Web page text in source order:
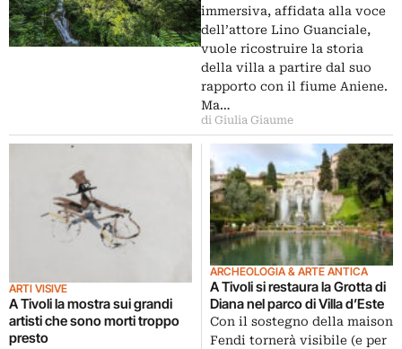
immersiva, affidata alla voce
dell’attore Lino Guanciale,
vuole ricostruire la storia
della villa a partire dal suo
rapporto con il fiume Aniene.
Ma…
di Giulia Giaume
ARTI VISIVE
A Tivoli la mostra sui grandi
artisti che sono morti troppo
presto
ARCHEOLOGIA & ARTE ANTICA
A Tivoli si restaura la Grotta di
Diana nel parco di Villa d’Este
Con il sostegno della maison
Fendi tornerà visibile (e per